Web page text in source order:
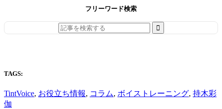
フリーワード検索
Search
for:
TAGS:
TintVoice, お役立ち情報, コラム, ボイストレーニング, 持木彩
伽